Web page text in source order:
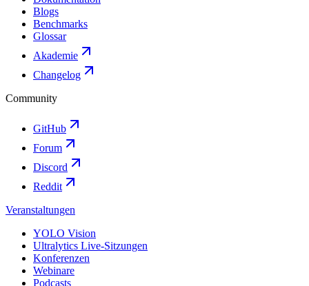
Blogs
Benchmarks
Glossar
Akademie
Changelog
Community
GitHub
Forum
Discord
Reddit
Veranstaltungen
YOLO Vision
Ultralytics Live-Sitzungen
Konferenzen
Webinare
Podcasts